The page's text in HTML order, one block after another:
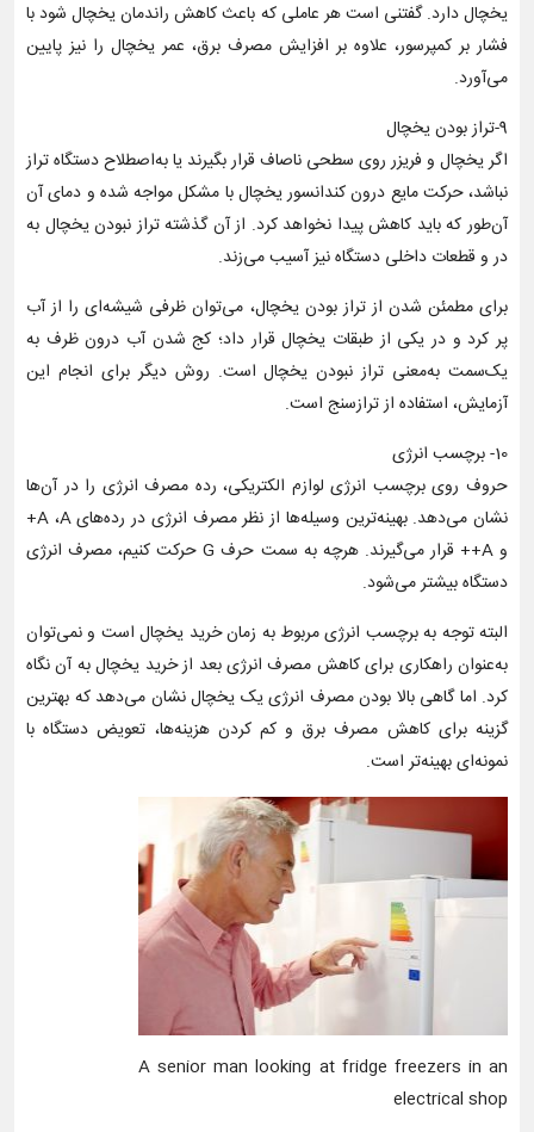
یخچال دارد.‌ گفتنی است هر عاملی که باعث کاهش راندمان یخچال شود با
فشار بر کمپرسور، علاوه بر افزایش مصرف برق، عمر یخچال را نیز پایین
می‌آورد.
9-تراز بودن یخچال
اگر یخچال و فریزر روی سطحی ناصاف قرار بگیرند یا به‌اصطلاح دستگاه تراز
نباشد، حرکت مایع درون کندانسور یخچال با مشکل مواجه شده و دمای آن
آن‌طور که باید کاهش پیدا نخواهد کرد. از آن گذشته تراز نبودن یخچال به
در و قطعات داخلی دستگاه نیز آسیب می‌زند.
برای مطمئن شدن از تراز بودن یخچال، می‌توان ظرفی شیشه‌ای را از آب
پر کرد و در یکی از طبقات یخچال قرار داد؛ کج شدن آب درون ظرف به
یک‌سمت به‌معنی تراز نبودن یخچال است. روش دیگر برای انجام این
آزمایش، استفاده از ترازسنج است.
10- برچسب انرژی
حروف روی برچسب انرژی لوازم الکتریکی، رده مصرف انرژی را در آن‌ها
نشان می‌دهد. بهینه‌ترین وسیله‌ها از نظر مصرف انرژی در رده‌های A ،A+
و A++ قرار می‌گیرند. هرچه به سمت حرف G حرکت کنیم، مصرف انرژی
دستگاه بیشتر می‌شود.
البته توجه به برچسب انرژی مربوط به زمان خرید یخچال است و نمی‌توان
به‌عنوان راهکاری برای کاهش مصرف انرژی بعد از خرید یخچال به آن نگاه
کرد. اما گاهی بالا بودن مصرف انرژی یک یخچال نشان می‌دهد که بهترین
گزینه برای کاهش مصرف برق و کم کردن هزینه‌ها، تعویض دستگاه با
نمونه‌ای بهینه‌تر است.
A senior man looking at fridge freezers in an
electrical shop